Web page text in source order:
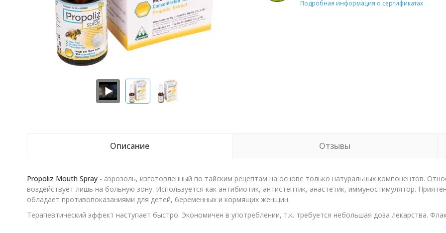
Подробная информация о сертификатах
Описание Отзывы
Propoliz Mouth Spray- аэрозоль, изготовленный по тайским рецептам на основе только натуральных компонентов.
воздействует лишь на больную зону. Используется как антибиотик, антистептик, анастетик, иммуностимулятор.
обладает противопоказаниями для детей, беременных и кормящих женщин.
Терапевтический эффект наступает быстро. Экономичен в употреблении, т.к. требуется небольшая доза лекарства.